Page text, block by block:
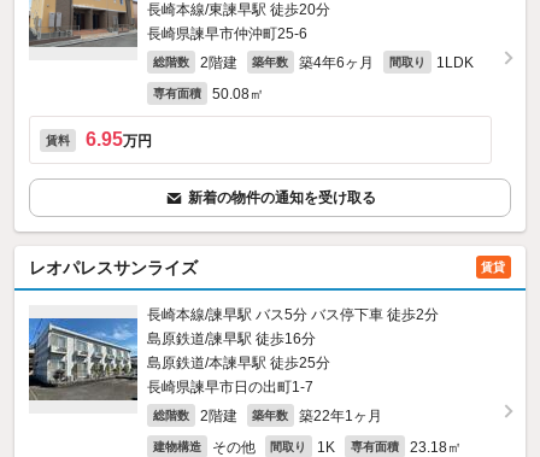
長崎本線/東諫早駅 徒歩20分
長崎県諫早市仲沖町25-6
総階数 2階建 築年数 築4年6ヶ月 間取り 1LDK
専有面積 50.08㎡
賃料 6.95万円
新着の物件の通知を受け取る
レオパレスサンライズ 賃貸
長崎本線/諫早駅 バス5分 バス停下車 徒歩2分
島原鉄道/諫早駅 徒歩16分
島原鉄道/本諫早駅 徒歩25分
長崎県諫早市日の出町1-7
総階数 2階建 築年数 築22年1ヶ月
建物構造 その他 間取り 1K 専有面積 23.18㎡